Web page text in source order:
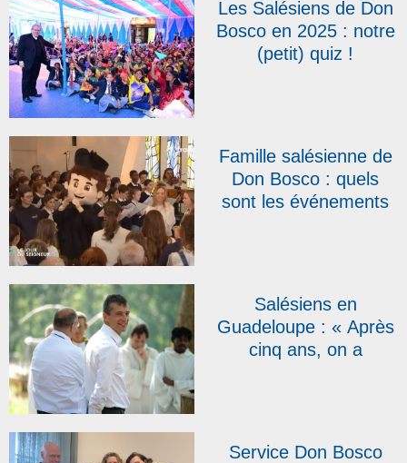
Les Salésiens de Don
Bosco en 2025 : notre
(petit) quiz !
Famille salésienne de
Don Bosco : quels
sont les événements
Salésiens en
Guadeloupe : « Après
cinq ans, on a
Emmanuel Petit
Service Don Bosco